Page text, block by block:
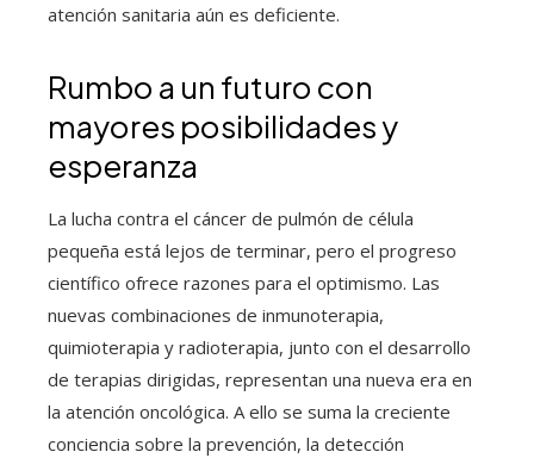
atención sanitaria aún es deficiente.
Rumbo a un futuro con
mayores posibilidades y
esperanza
La lucha contra el cáncer de pulmón de célula
pequeña está lejos de terminar, pero el progreso
científico ofrece razones para el optimismo. Las
nuevas combinaciones de inmunoterapia,
quimioterapia y radioterapia, junto con el desarrollo
de terapias dirigidas, representan una nueva era en
la atención oncológica. A ello se suma la creciente
conciencia sobre la prevención, la detección